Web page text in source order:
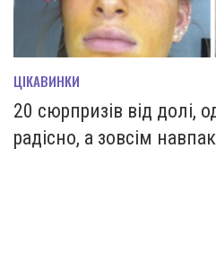
ЦІКАВИНКИ
20 сюрпризів від долі,
радісно, ​​а зовсім